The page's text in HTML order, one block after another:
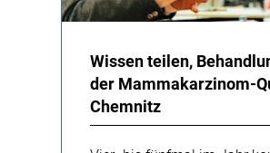
Wissen teilen,
der Mammakarzinom-
Chemnitz